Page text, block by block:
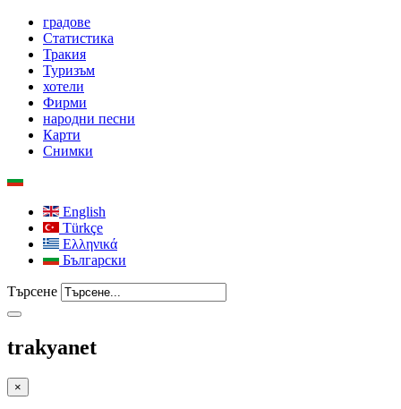
градове
Статистика
Тракия
Туризъм
хотели
Фирми
народни песни
Карти
Снимки
English
Türkçe
Ελληνικά
Български
Търсене
trakyanet
×